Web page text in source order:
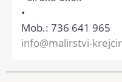
•
Mob.: 736 641 965
info@malirstvi-